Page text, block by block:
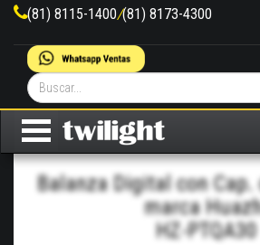
(81) 8115-1400/(81) 8173-4300
Balanza Digital con Cap.
marca
HZ-PTQA30